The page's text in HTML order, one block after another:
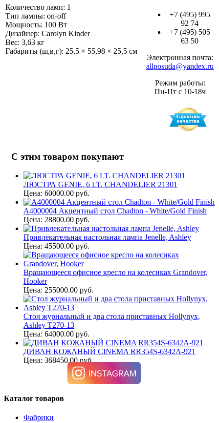
Количество ламп: 1
Тип лампы: on-off
Мощность: 100 Вт
Дизайнер: Carolyn Kinder
Вес: 3,63 кг
Габариты (ш,в,г): 25,5 × 55,98 × 25,5 см
+7 (495) 995
92 74
+7 (495) 505
63 50
Электронная почта:
allposuda@yandex.ru
Режим работы:
Пн-Пт с 10-18ч
С этим товаром покупают
ЛЮСТРА GENIE, 6 LT. CHANDELIER 21301
Цена: 60000.00 руб.
A4000004 Акцентный стол Chadton - White/Gold Finish
Цена: 28800.00 руб.
Привлекательная настольная лампа Jenelle, Ashley
Цена: 45500.00 руб.
Вращающееся офисное кресло на колесиках Grandover,
Hooker
Цена: 255000.00 руб.
Стол журнальный и два стола приставных Hollynyx,
Ashley T270-13
Цена: 64000.00 руб.
ДИВАН КОЖАНЫЙ CINEMA RR354S-6342A-921
Цена: 368450.00 руб.
Каталог товаров
Фабрики